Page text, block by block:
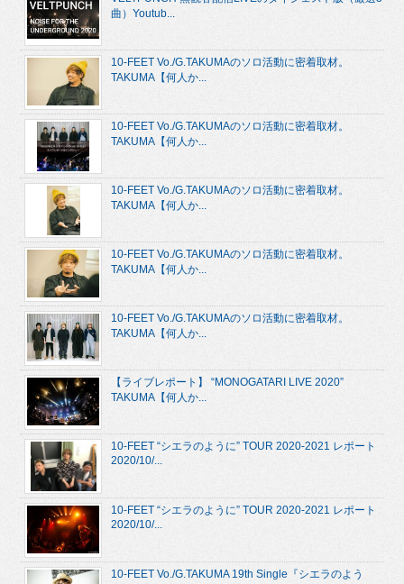
曲）Youtub...
10-FEET Vo./G.TAKUMAのソロ活動に密着取材。
TAKUMA【何人か...
10-FEET Vo./G.TAKUMAのソロ活動に密着取材。
TAKUMA【何人か...
10-FEET Vo./G.TAKUMAのソロ活動に密着取材。
TAKUMA【何人か...
10-FEET Vo./G.TAKUMAのソロ活動に密着取材。
TAKUMA【何人か...
10-FEET Vo./G.TAKUMAのソロ活動に密着取材。
TAKUMA【何人か...
【ライブレポート】 “MONOGATARI LIVE 2020”
TAKUMA【何人か...
10-FEET “シエラのように” TOUR 2020-2021 レポート
2020/10/...
10-FEET “シエラのように” TOUR 2020-2021 レポート
2020/10/...
10-FEET Vo./G.TAKUMA 19th Single『シエラのよう